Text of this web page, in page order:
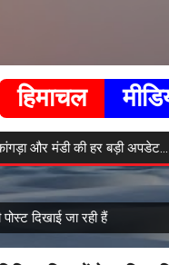
हिमाचल
मंडी की हर बड़ी अपडेट... |
दिखाई जा रही हैं